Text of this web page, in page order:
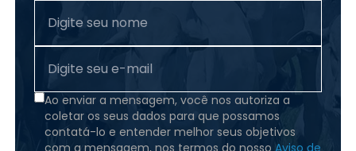
Ao enviar a mensagem, você nos autoriza a
coletar os seus dados para que possamos
contatá-lo e entender melhor seus objetivos
com a mensagem, nos termos do nossoAviso de